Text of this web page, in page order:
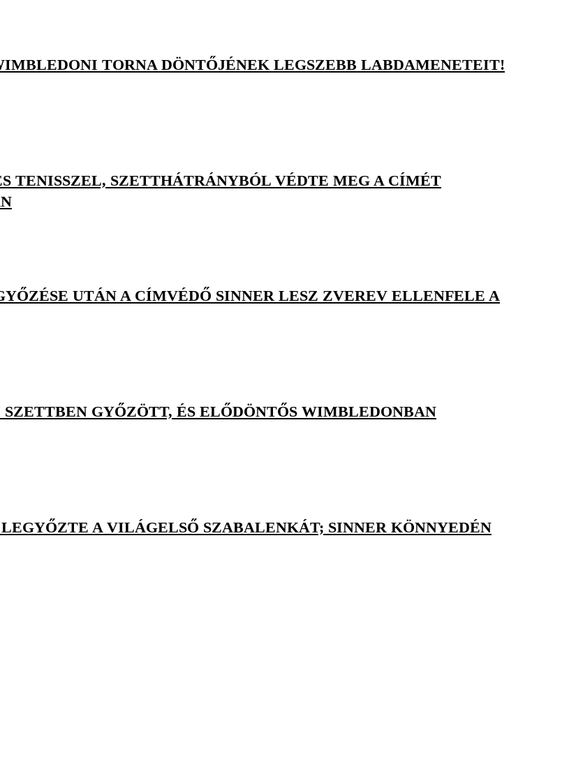
TORNA DÖNTŐJÉNEK LEGSZEBB LABDAMENETEIT!
TENISSZEL, SZETTHÁTRÁNYBÓL VÉDTE MEG A CÍMÉT
UTÁN A CÍMVÉDŐ SINNER LESZ ZVEREV ELLENFELE A
GYŐZÖTT, ÉS ELŐDÖNTŐS WIMBLEDONBAN
A VILÁGELSŐ SZABALENKÁT; SINNER KÖNNYEDÉN